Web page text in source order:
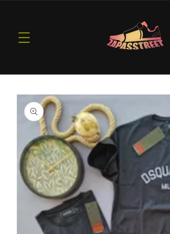
directamente
información
del producto